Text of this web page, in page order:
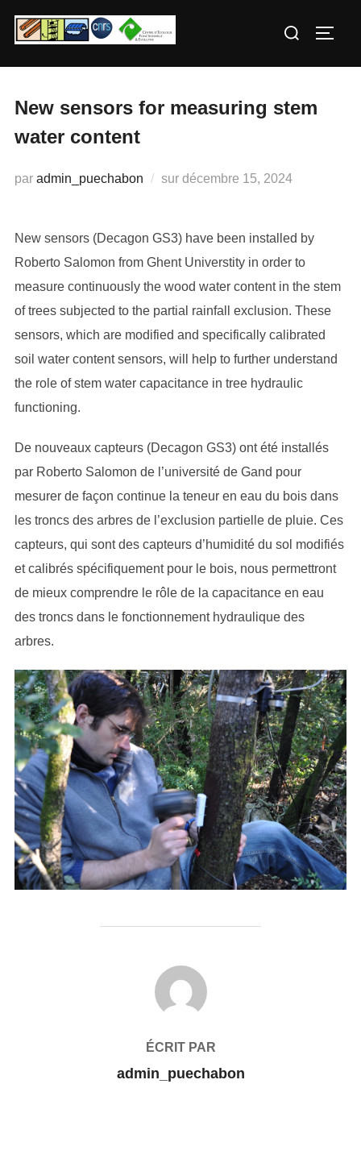
Rechercher :
New sensors for measuring stem
water content
par admin_puechabon sur Publié
décembre 15, 2024
New sensors (Decagon GS3) have been installed by
Roberto Salomon from Ghent Universtity in order to
measure continuously the wood water content in the stem
of trees subjected to the partial rainfall exclusion. These
sensors, which are modified and specifically calibrated
soil water content sensors, will help to further understand
the role of stem water capacitance in tree hydraulic
functioning.
De nouveaux capteurs (Decagon GS3) ont été installés
par Roberto Salomon de l’université de Gand pour
mesurer de façon continue la teneur en eau du bois dans
les troncs des arbres de l’exclusion partielle de pluie. Ces
capteurs, qui sont des capteurs d’humidité du sol modifiés
et calibrés spécifiquement pour le bois, nous permettront
de mieux comprendre le rôle de la capacitance en eau
des troncs dans le fonctionnement hydraulique des
arbres.
AUTEUR DE LA PUBLICATION
ÉCRIT PAR
admin_puechabon